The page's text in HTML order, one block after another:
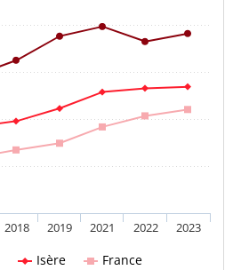
Isère France
2018 2019 2021 2022 2023